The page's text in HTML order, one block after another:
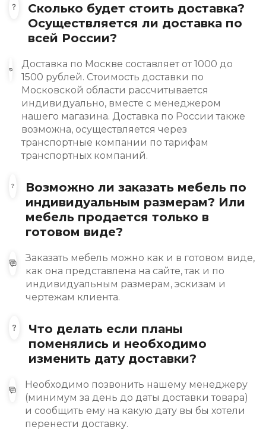
Сколько будет стоить доставка?
Осуществляется ли доставка по
всей России?
Доставка по Москве составляет от 1000 до
1500 рублей. Стоимость доставки по
Московской области рассчитывается
индивидуально, вместе с менеджером
нашего магазина. Доставка по России также
возможна, осуществляется через
транспортные компании по тарифам
транспортных компаний.
Возможно ли заказать мебель по
индивидуальным размерам? Или
мебель продается только в
готовом виде?
Заказать мебель можно как и в готовом виде,
как она представлена на сайте, так и по
индивидуальным размерам, эскизам и
чертежам клиента.
Что делать если планы
поменялись и необходимо
изменить дату доставки?
Необходимо позвонить нашему менеджеру
(минимум за день до даты доставки товара)
и сообщить ему на какую дату вы бы хотели
перенести доставку.